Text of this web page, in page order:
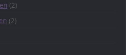
(2)
(2)